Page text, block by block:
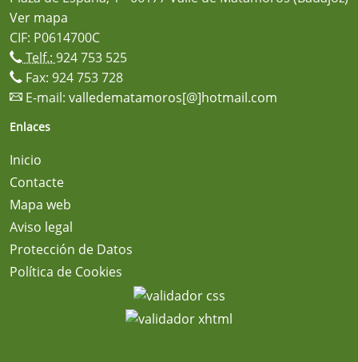
Ver mapa
CIF: P0614700C
Telf.: 924 753 525
Fax: 924 753 728
E-mail: valledematamoros[@]hotmail.com
Enlaces
Inicio
Contacte
Mapa web
Aviso legal
Protección de Datos
Política de Cookies